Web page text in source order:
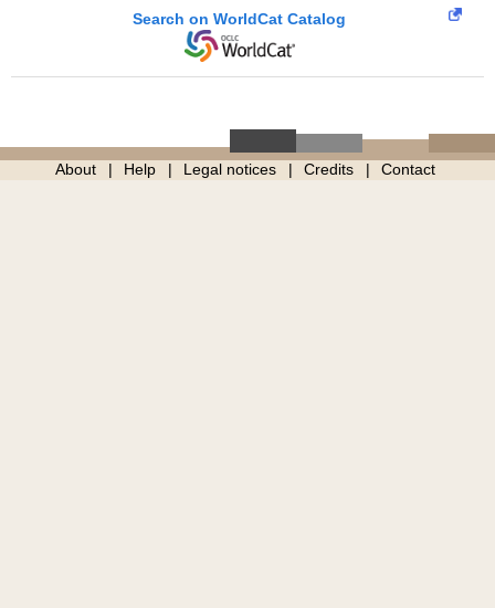
Search on WorldCat Catalog
About Help Legal notices Credits Contact